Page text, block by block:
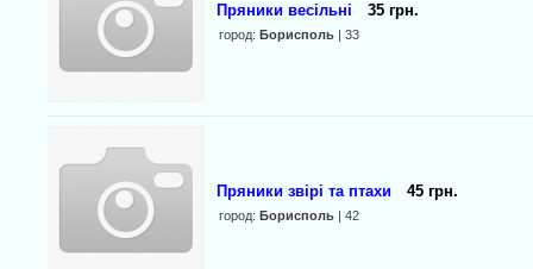
Пряники весільні 35 грн.
город: Борисполь | 33
Пряники звірі та птахи 45 грн.
город: Борисполь | 42